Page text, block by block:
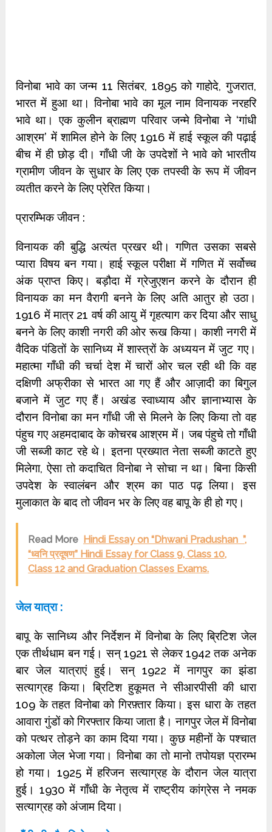
विनोबा भावे का जन्म 11 सितंबर, 1895 को गाहोदे, गुजरात,
भारत में हुआ था। विनोबा भावे का मूल नाम विनायक नरहरि
भावे था। एक कुलीन ब्राह्मण परिवार जन्मे विनोबा ने ‘गांधी
आश्रम’ में शामिल होने के लिए 1916 में हाई स्कूल की पढ़ाई
बीच में ही छोड़ दी। गाँधी जी के उपदेशों ने भावे को भारतीय
ग्रामीण जीवन के सुधार के लिए एक तपस्वी के रूप में जीवन
व्यतीत करने के लिए प्रेरित किया।
प्रारम्भिक जीवन :
विनायक की बुद्धि अत्‍यंत प्रखर थी। गणित उसका सबसे
प्‍यारा विषय बन गया। हाई स्‍कूल परीक्षा में गणित में सर्वोच्‍च
अंक प्राप्‍त किए। बड़ौदा में ग्रेजुएशन करने के दौरान ही
विनायक का मन वैरागी बनने के लिए अति आतुर हो उठा।
1916 में मात्र 21 वर्ष की आयु में गृहत्‍याग कर दिया और साधु
बनने के लिए काशी नगरी की ओर रूख किया। काशी नगरी में
वैदिक पंडितों के सानिध्‍य में शास्‍त्रों के अध्‍ययन में जुट गए।
महात्मा गाँधी की चर्चा देश में चारों ओर चल रही थी कि वह
दक्षिणी अफ्रीका से भारत आ गए हैं और आज़ादी का बिगुल
बजाने में जुट गए हैं। अखंड स्‍वाध्‍याय और ज्ञानाभ्‍यास के
दौरान विनोबा का मन गाँधी जी से मिलने के लिए किया तो वह
पंहुच गए अहमदाबाद के कोचरब आश्रम में। जब पंहुचे तो गाँधी
जी सब्‍जी काट रहे थे। इतना प्रख्‍यात नेता सब्‍जी काटते हुए
मिलेगा, ऐसा तो कदाचित विनोबा ने सोचा न था। बिना किसी
उपदेश के स्‍वालंबन और श्रम का पाठ पढ़ लिया। इस
मुलाकात के बाद तो जीवन भर के लिए वह बापू के ही हो गए।
Read More Hindi Essay on “Dhwani Pradushan ”,
“ध्वनि प्रदूषण” Hindi Essay for Class 9, Class 10,
Class 12 and Graduation Classes Exams.
जेल यात्रा :
बापू के सानिध्‍य और निर्देशन में विनोबा के लिए ब्रिटिश जेल
एक तीर्थधाम बन गई। सन् 1921 से लेकर 1942 तक अनेक
बार जेल यात्राएं हुई। सन् 1922 में नागपुर का झंडा
सत्‍याग्रह किया। ब्रिटिश हुकूमत ने सीआरपीसी की धारा
109 के तहत विनोबा को गिरफ़्तार किया। इस धारा के तहत
आवारा गुंडों को गिरफ्तार किया जाता है। नागपुर जेल में विनोबा
को पत्थर तोड़ने का काम दिया गया। कुछ महीनों के पश्‍चात
अकोला जेल भेजा गया। विनोबा का तो मानो तपोयज्ञ प्रारम्‍भ
हो गया। 1925 में हरिजन सत्‍याग्रह के दौरान जेल यात्रा
हुई। 1930 में गाँधी के नेतृत्व में राष्‍ट्रीय कांग्रेस ने नमक
सत्याग्रह को अंजाम दिया।